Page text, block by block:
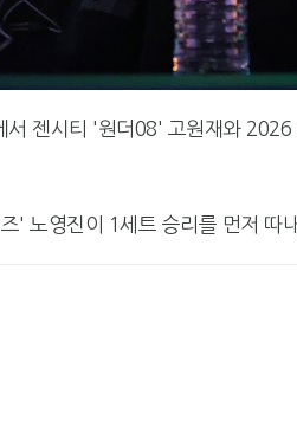
젠시티 '원더08' 고원재와 2026
' 노영진이 1세트 승리를 먼저 따